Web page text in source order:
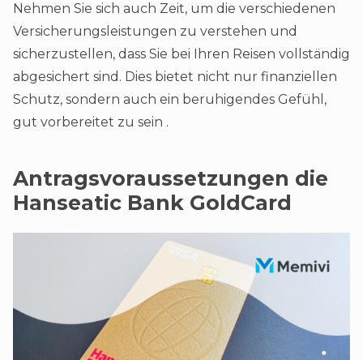
Nehmen Sie sich auch Zeit, um die verschiedenen
Versicherungsleistungen zu verstehen und
sicherzustellen, dass Sie bei Ihren Reisen vollständig
abgesichert sind. Dies bietet nicht nur finanziellen
Schutz, sondern auch ein beruhigendes Gefühl,
gut vorbereitet zu sein​ ​.
Antragsvoraussetzungen die
Hanseatic Bank GoldCard